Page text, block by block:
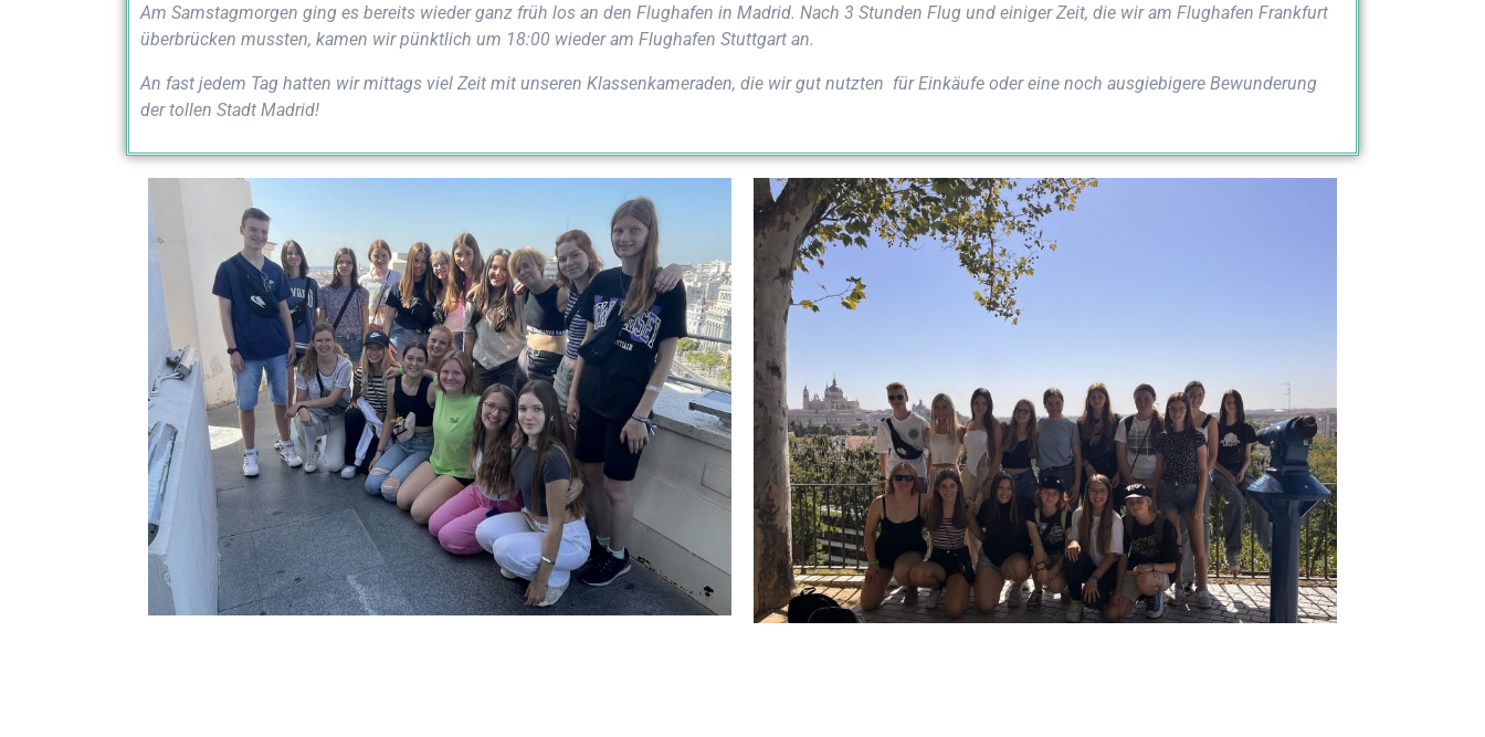
Am Sams­tag­mor­gen ging es bereits wie­der ganz früh los an den Flug­ha­fen in Madrid. Nach 3 Stun­den Flug und eini­ger Zeit, die wir am Flug­ha­fen Frank­furt
über­brü­cken muss­ten, kamen wir pünkt­lich um 18:00 wie­der am Flug­ha­fen Stutt­gart an.
An fast jedem Tag hat­ten wir mit­tags viel Zeit mit unse­ren Klas­sen­ka­me­ra­den, die wir gut nutz­ten für Ein­käu­fe oder eine noch aus­gie­bi­ge­re Bewun­de­rung
der tol­len Stadt Madrid!